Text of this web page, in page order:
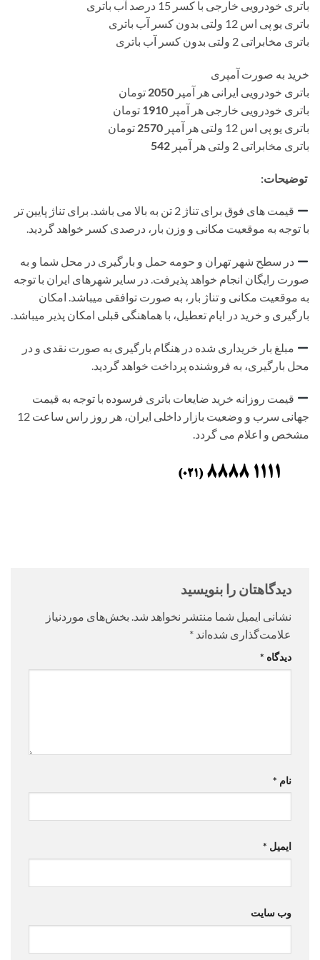
باتری خودرویی خارجی با کسر 15 درصد آب باتری
باتری یو پی اس 12 ولتی بدون کسر آب باتری
باتری مخابراتی 2 ولتی بدون کسر آب باتری
خرید به صورت آمپری
باتری خودرویی ایرانی هر آمپر 2050 تومان
باتری خودرویی خارجی هر آمپر 1910 تومان
باتری یو پی اس 12 ولتی هر آمپر
2570 تومان
باتری مخابراتی 2 ولتی هر آمپر
542
توضیحات:
قیمت های فوق برای تناژ 2 تن به بالا می باشد. برای تناژ پایین تر
با توجه به موقعیت مکانی و وزن بار، درصدی کسر خواهد گردید.
در سطح شهر تهران و حومه حمل و بارگیری در محل شما و به
صورت رایگان انجام خواهد پذیرفت. در سایر شهرهای ایران با توجه
به موقعیت مکانی و تناژ بار، به صورت توافقی میباشد. امکان
بارگیری و خرید در ایام تعطیل، با هماهنگی قبلی امکان پذیر میباشد.
مبلغ بار خریداری شده در هنگام بارگیری به صورت نقدی و در
محل بارگیری، به فروشنده پرداخت خواهد گردید.
قیمت روزانه خرید ضایعات باتری فرسوده با توجه به قیمت
جهانی سرب و وضعیت بازار داخلی ایران، هر روز راس ساعت 12
مشخص و اعلام می گردد.
دیدگاهتان را بنویسید
نشانی ایمیل شما منتشر نخواهد شد. بخش‌های موردنیاز
علامت‌گذاری شده‌اند *
دیدگاه *
نام *
ایمیل *
وب‌ سایت